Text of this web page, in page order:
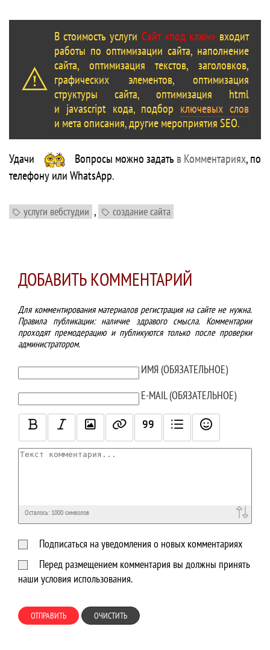
В стоимость услуги Сайт «под ключ» входит
работы по оптимизации сайта, наполнение
сайта, оптимизация текстов, заголовков,
графических элементов, оптимизация
структуры сайта, оптимизация html
и javascript кода, подбор ключевых слов
и мета описания, другие мероприятия SEO.
Удачи Вопросы можно задать в Комментариях, по
телефону или WhatsApp.
услуги вебстудии , создание сайта
ДОБАВИТЬ КОММЕНТАРИЙ
Для комментирования материалов регистрация на сайте не нужна.
Правила публикации: наличие здравого смысла. Комментарии
проходят премодерацию и публикуются только после проверки
администратором.
ИМЯ (ОБЯЗАТЕЛЬНОЕ)
E-MAIL (ОБЯЗАТЕЛЬНОЕ)
ТЕКСТ КОММЕНТАРИЯ
Осталось: 1000 символов
Подписаться на уведомления о новых комментариях
Перед размещением комментария вы должны принять
наши условия использования.
ОТПРАВИТЬ ОЧИСТИТЬ